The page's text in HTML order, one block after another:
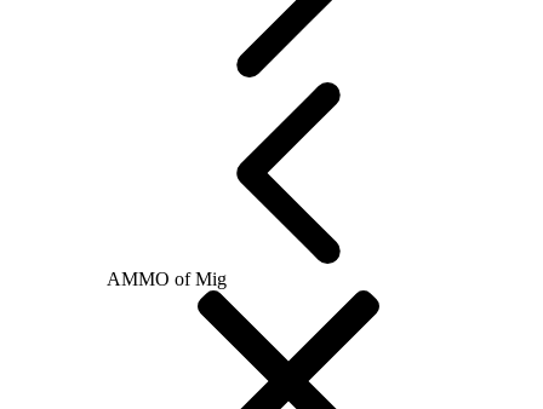
AMMO of Mig